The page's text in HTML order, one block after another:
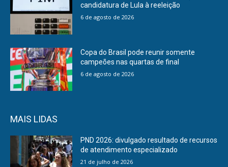
candidatura de Lula à reeleição
6 de agosto de 2026
Copa do Brasil pode reunir somente
campeões nas quartas de final
6 de agosto de 2026
MAIS LIDAS
PND 2026: divulgado resultado de recursos
de atendimento especializado
21 de julho de 2026